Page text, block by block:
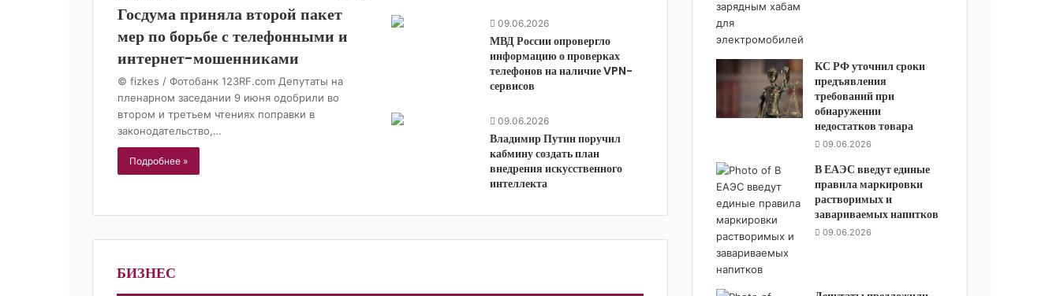
Госдума приняла второй пакет
мер по борьбе с телефонными и
интернет-мошенниками
© fizkes / Фотобанк 123RF.com Депутаты на
пленарном заседании 9 июня одобрили во
втором и третьем чтениях поправки в
законодательство,…
Подробнее »
09.06.2026
МВД России опровергло
информацию о проверках
телефонов на наличие VPN-
сервисов
09.06.2026
Владимир Путин поручил
кабмину создать план
внедрения искусственного
интеллекта
БИЗНЕС
КС РФ уточнил сроки
предъявления
требований при
обнаружении
недостатков товара
09.06.2026
В ЕАЭС введут единые
правила маркировки
растворимых и
завариваемых напитков
09.06.2026